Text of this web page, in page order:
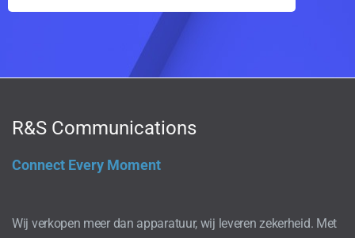
R&S Communications
Connect Every Moment
Wij verkopen meer dan apparatuur, wij leveren zekerheid. Met